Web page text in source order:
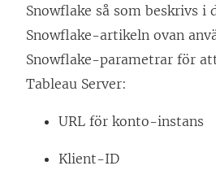
Snowflake så som beskrivs i
Snowflake-artikeln ovan
Snowflake-parametrar för
Tableau Server:
URL för konto-instans
Klient-ID